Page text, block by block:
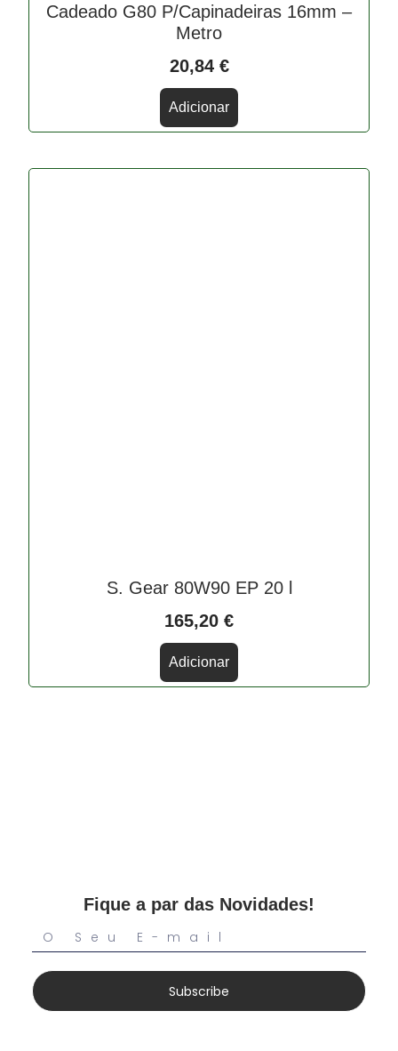
Cadeado G80 P/Capinadeiras 16mm –
Metro
20,84 €
Adicionar
S. Gear 80W90 EP 20 l
165,20 €
Adicionar
Fique a par das Novidades!
Subscribe